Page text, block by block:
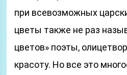
при всевозможных
цветы также не раз
цветов» поэты,
красоту. Но все это